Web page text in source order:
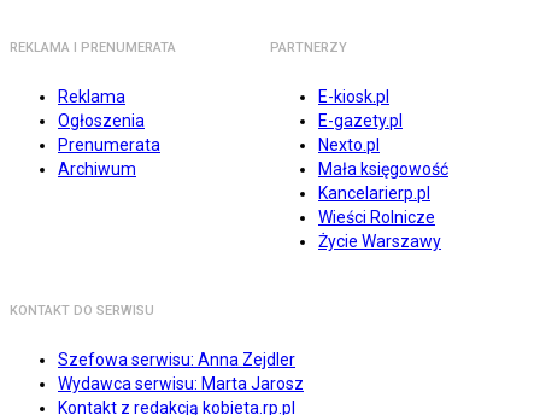
REKLAMA I PRENUMERATA
Reklama
Ogłoszenia
Prenumerata
Archiwum
PARTNERZY
E-kiosk.pl
E-gazety.pl
Nexto.pl
Mała księgowość
Kancelarierp.pl
Wieści Rolnicze
Życie Warszawy
KONTAKT DO SERWISU
Szefowa serwisu: Anna Zejdler
Wydawca serwisu: Marta Jarosz
Kontakt z redakcją kobieta.rp.pl